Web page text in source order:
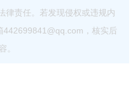
律责任。若发现侵权或违规内
，核实后
。